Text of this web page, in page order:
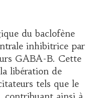
du baclofène
inhibitrice par
GABA-B. Cette
libération de
tels que le